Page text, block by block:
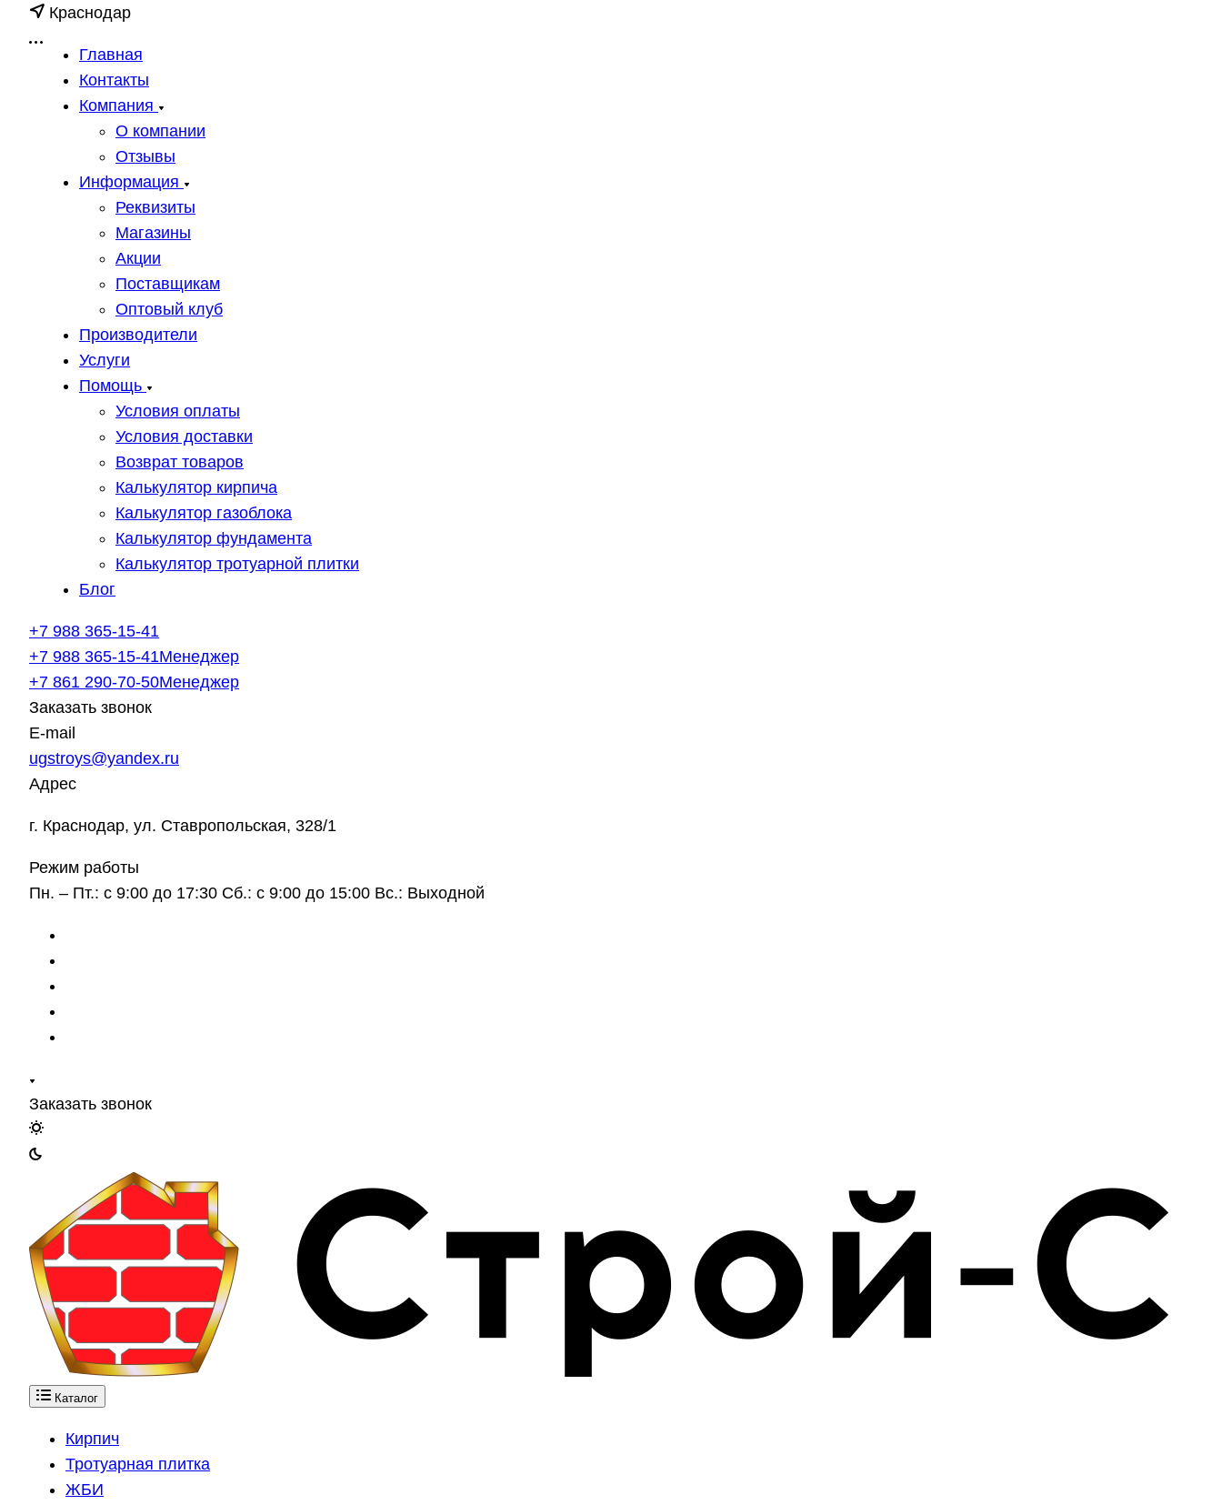
Краснодар
Главная
Контакты
Компания
О компании
Отзывы
Информация
Реквизиты
Магазины
Акции
Поставщикам
Оптовый клуб
Производители
Услуги
Помощь
Условия оплаты
Условия доставки
Возврат товаров
Калькулятор кирпича
Калькулятор газоблока
Калькулятор фундамента
Калькулятор тротуарной плитки
Блог
+7 988 365-15-41
+7 988 365-15-41Менеджер
+7 861 290-70-50Менеджер
Заказать звонок
E-mail
ugstroys@yandex.ru
Адрес
г. Краснодар, ул. Ставропольская, 328/1
Режим работы
Пн. – Пт.: с 9:00 до 17:30 Сб.: с 9:00 до 15:00 Вс.: Выходной
Заказать звонок
Каталог
Кирпич
Тротуарная плитка
ЖБИ